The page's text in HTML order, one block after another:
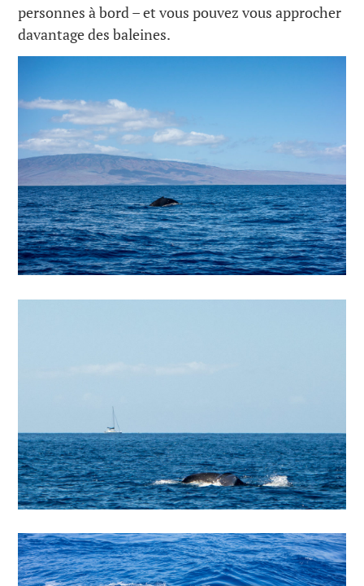
personnes à bord – et vous pouvez vous approcher
davantage des baleines.